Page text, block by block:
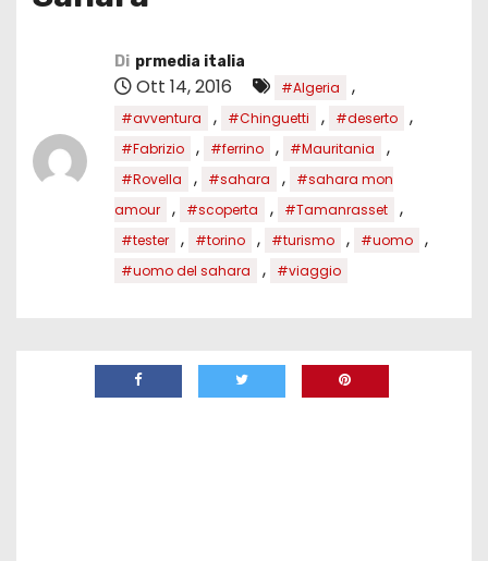
Di prmedia italia
Ott 14, 2016 #Algeria ,
#avventura , #Chinguetti , #deserto ,
#Fabrizio , #ferrino , #Mauritania ,
#Rovella , #sahara ,
#sahara mon
amour
, #scoperta , #Tamanrasset ,
#tester , #torino , #turismo , #uomo ,
#uomo del sahara , #viaggio